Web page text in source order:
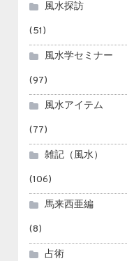
風水探訪
(51)
風水学セミナー
(97)
風水アイテム
(77)
雑記（風水）
(106)
馬来西亜編
(8)
占術